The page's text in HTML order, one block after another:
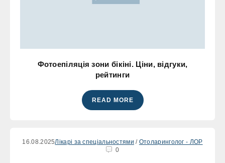
Фотоепіляція зони бікіні. Ціни, відгуки,
рейтинги
READ MORE
16.08.2025Лікарі за спеціальностями / Отоларинголог - ЛОР
0